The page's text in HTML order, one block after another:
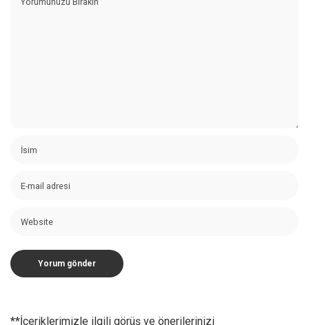
**İçeriklerimizle ilgili görüş ve önerilerinizi